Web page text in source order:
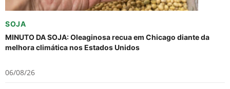
SOJA
MINUTO DA SOJA: Oleaginosa recua em Chicago diante da
melhora climática nos Estados Unidos
06/08/26